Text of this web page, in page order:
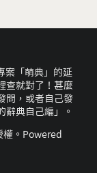
案「萌典」的延
查就對了！甚麼
問，或者自己發
辭典自己編」。
權。Powered